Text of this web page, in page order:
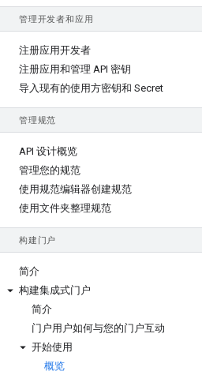
管理开发者和应用
注册应用开发者
注册应用和管理 API 密钥
导入现有的使用方密钥和 Secret
管理规范
API 设计概览
管理您的规范
使用规范编辑器创建规范
使用文件夹整理规范
构建门户
简介
构建集成式门户
简介
门户用户如何与您的门户互动
开始使用
概览